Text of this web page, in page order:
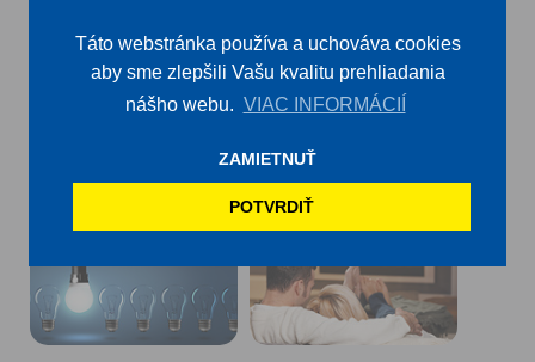
Táto webstránka používa a uchováva cookies
aby sme zlepšili Vašu kvalitu prehliadania
nášho webu. VIAC INFORMÁCIÍ
ZAMIETNUŤ
POTVRDIŤ